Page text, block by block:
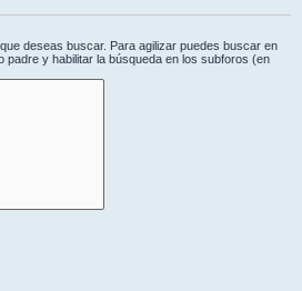
deseas buscar. Para agilizar puedes buscar en
padre y habilitar la búsqueda en los subforos (en